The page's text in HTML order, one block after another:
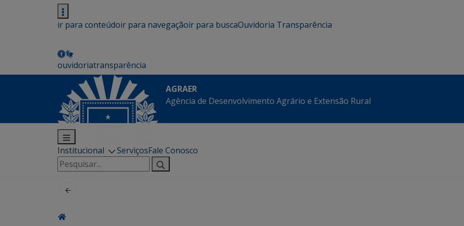
ir para conteúdoir para navegaçãoir para buscaOuvidoria Transparência
ouvidoriatransparência
AGRAER
Agência de Desenvolvimento Agrário e Extensão Rural
Institucional ServiçosFale Conosco
Pesquisar
por: